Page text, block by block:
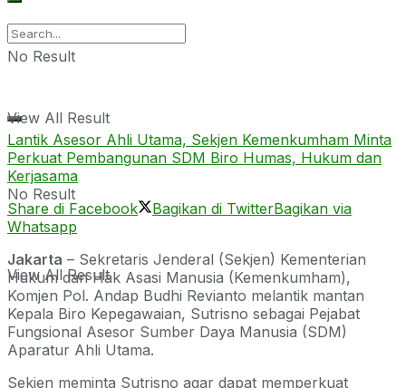
No Result
View All Result
No Result
View All Result
Lantik Asesor Ahli Utama, Sekjen Kemenkumham Minta
Perkuat Pembangunan SDM Biro Humas, Hukum dan
Kerjasama
Share di Facebook
Bagikan di TwitterBagikan via
Whatsapp
Jakarta – Sekretaris Jenderal (Sekjen) Kementerian
Hukum dan Hak Asasi Manusia (Kemenkumham),
Komjen Pol. Andap Budhi Revianto melantik mantan
Kepala Biro Kepegawaian, Sutrisno sebagai Pejabat
Fungsional Asesor Sumber Daya Manusia (SDM)
Aparatur Ahli Utama.
Sekjen meminta Sutrisno agar dapat memperkuat